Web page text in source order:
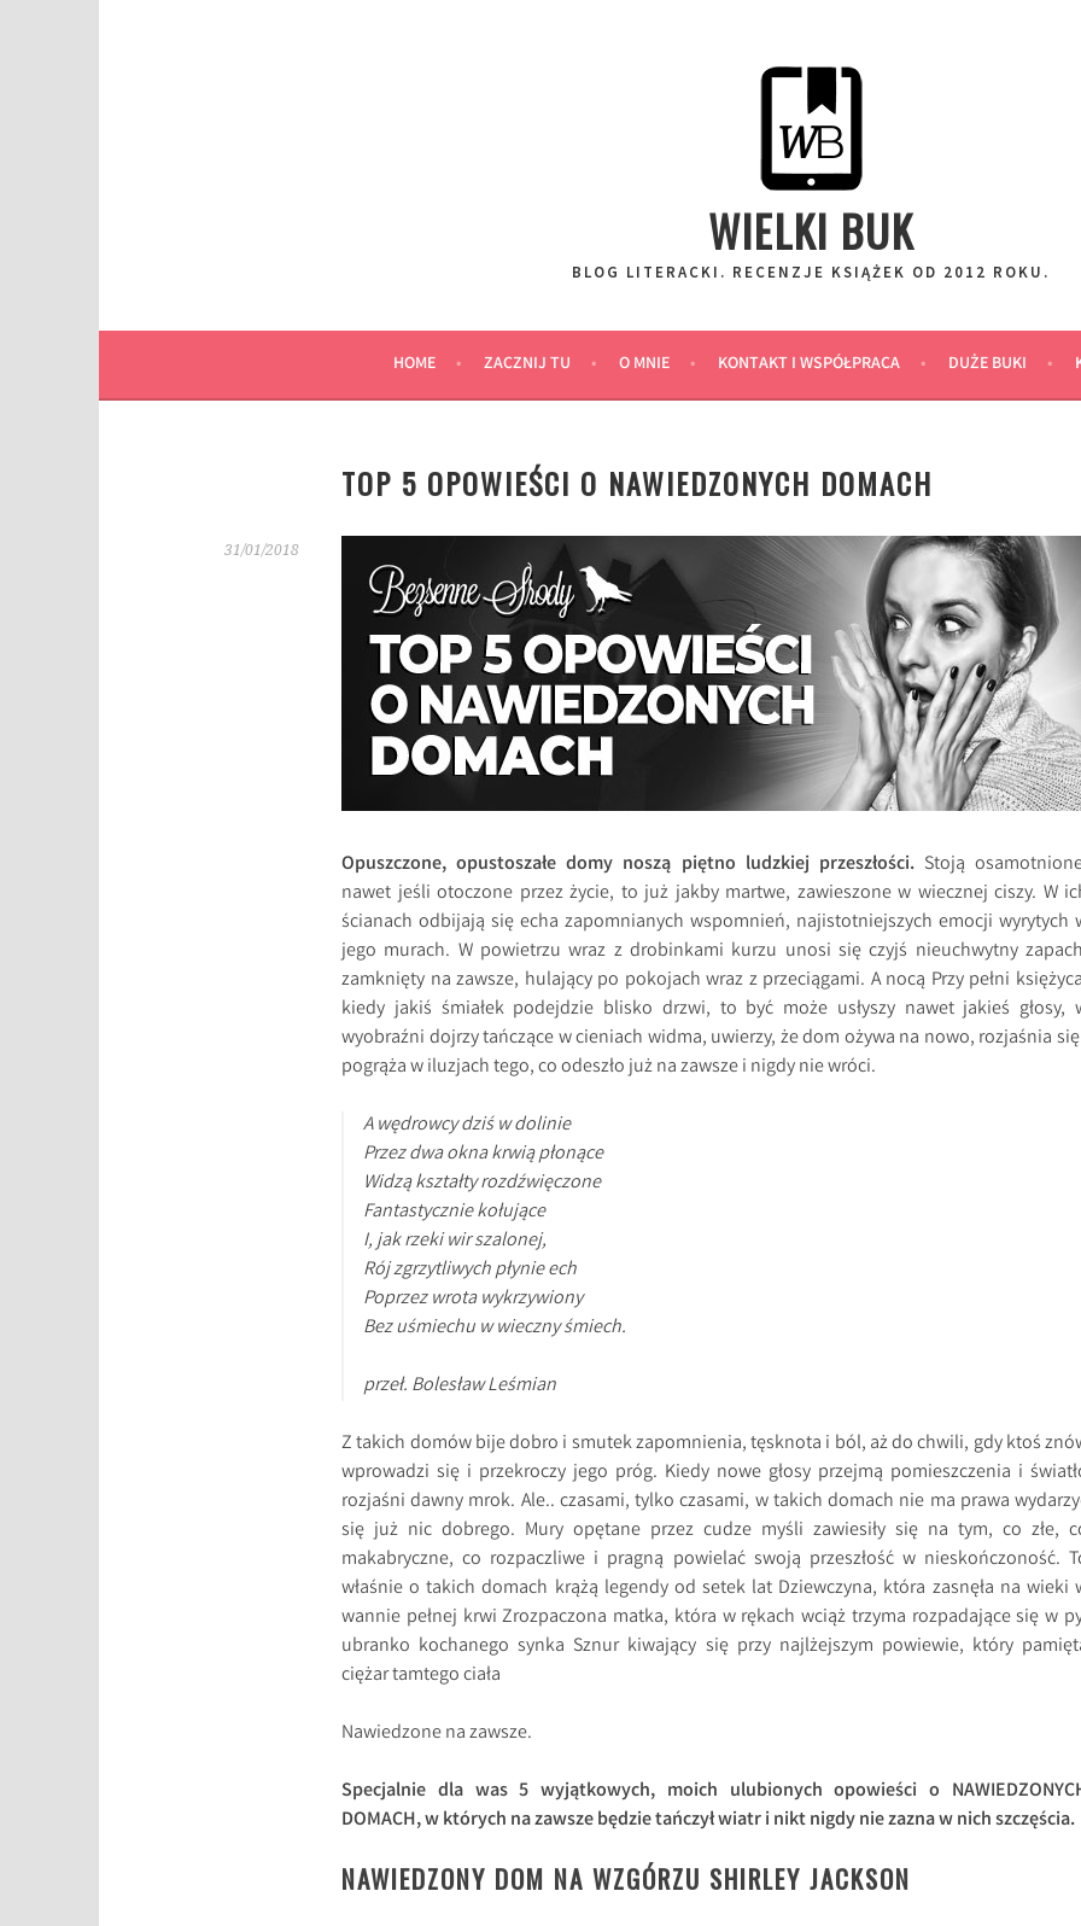
WIELKI BUK
BLOG LITERACKI. RECENZJE KSIĄŻEK OD 2012 ROKU.
HOME ZACZNIJ TU O MNIE KONTAKT I WSPÓŁPRACA DUŻE BUKI
TOP 5 OPOWIEŚCI O NAWIEDZONYCH DOMACH
31/01/2018
Opuszczone, opustoszałe domy noszą piętno ludzkiej przeszłości.Stoją
nawet jeśli otoczone przez życie, to już jakby martwe, zawieszone w wiecznej ciszy. W
ścianach odbijają się echa zapomnianych wspomnień, najistotniejszych emocji wyrytych
jego murach. W powietrzu wraz z drobinkami kurzu unosi się czyjś nieuchwytny
zamknięty na zawsze, hulający po pokojach wraz z przeciągami. A nocą Przy pełni
kiedy jakiś śmiałek podejdzie blisko drzwi, to być może usłyszy nawet jakieś głosy,
wyobraźni dojrzy tańczące w cieniach widma, uwierzy, że dom ożywa na nowo, rozjaśnia
pogrąża w iluzjach tego, co odeszło już na zawsze i nigdy nie wróci.
A wędrowcy dziś w dolinie
Przez dwa okna krwią płonące
Widzą kształty rozdźwięczone
Fantastycznie kołujące
I, jak rzeki wir szalonej,
Rój zgrzytliwych płynie ech
Poprzez wrota wykrzywiony
Bez uśmiechu w wieczny śmiech.
przeł. Bolesław Leśmian
Z takich domów bije dobro i smutek zapomnienia, tęsknota i ból, aż do chwili, gdy ktoś
wprowadzi się i przekroczy jego próg. Kiedy nowe głosy przejmą pomieszczenia i
rozjaśni dawny mrok. Ale.. czasami, tylko czasami, w takich domach nie ma prawa
się już nic dobrego. Mury opętane przez cudze myśli zawiesiły się na tym, co złe,
makabryczne, co rozpaczliwe i pragną powielać swoją przeszłość w nieskończoność.
właśnie o takich domach krążą legendy od setek lat Dziewczyna, która zasnęła na wieki
wannie pełnej krwi Zrozpaczona matka, która w rękach wciąż trzyma rozpadające się w
ubranko kochanego synka Sznur kiwający się przy najlżejszym powiewie, który
ciężar tamtego ciała
Nawiedzone na zawsze.
Specjalnie dla was 5 wyjątkowych, moich ulubionych opowieści o
DOMACH, w których na zawsze będzie tańczył wiatr i nikt nigdy nie zazna w nich szczęścia.
NAWIEDZONY DOM NA WZGÓRZU SHIRLEY JACKSON